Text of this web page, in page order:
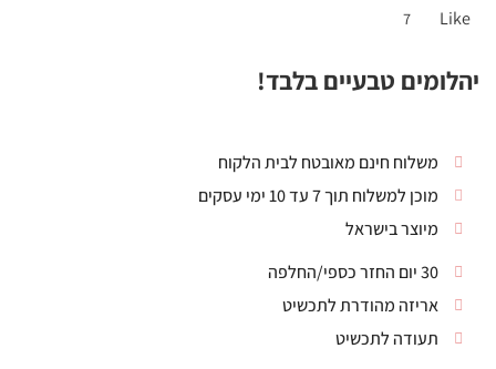
Like
7
יהלומים טבעיים בלבד!
משלוח חינם מאובטח לבית הלקוח
מוכן למשלוח תוך 7 עד 10 ימי עסקים
מיוצר בישראל
30 יום החזר כספי/החלפה
אריזה מהודרת לתכשיט
תעודה לתכשיט